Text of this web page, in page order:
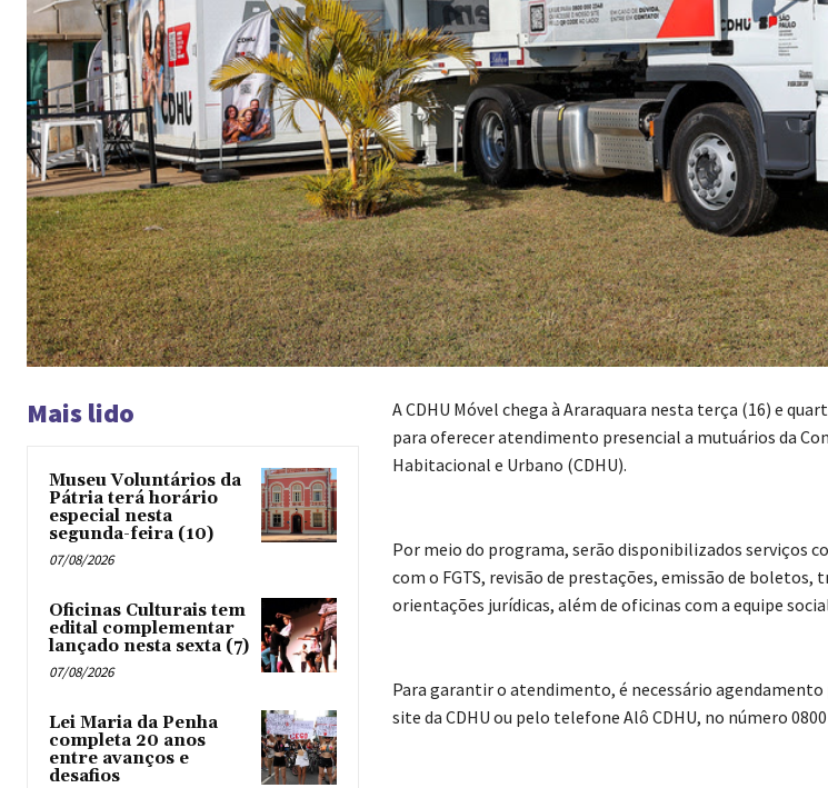
Mais lido
Museu Voluntários da
Pátria terá horário
especial nesta
segunda-feira (10)
07/08/2026
Oficinas Culturais tem
edital complementar
lançado nesta sexta (7)
07/08/2026
Lei Maria da Penha
completa 20 anos
entre avanços e
desafios
A CDHU Móvel chega à Araraquara nesta terça (16) e
para oferecer atendimento presencial a mutuários da
Habitacional e Urbano (CDHU).
Por meio do programa, serão disponibilizados serviços
com o FGTS, revisão de prestações, emissão de
orientações jurídicas, além de oficinas com a equipe
Para garantir o atendimento, é necessário
site da CDHU ou pelo telefone Alô CDHU, no número